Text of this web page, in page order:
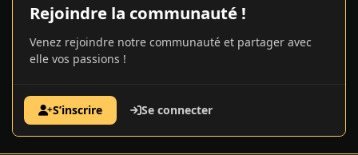
Rejoindre la communauté !
Venez rejoindre notre communauté et partager avec
elle vos passions !
S’inscrire Se connecter